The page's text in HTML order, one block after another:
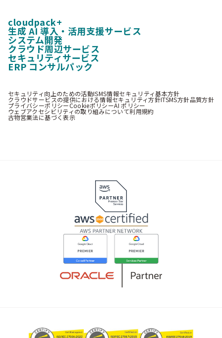
cloudpack+
生成 AI 導入・活用支援サービス
システム開発
クラウド周辺サービス
セキュリティサービス
ERP コンサルパック
セキュリティ向上のための活動ISMS情報セキュリティ基本方針
クラウドサービスの提供における情報セキュリティ方針ITSMS方針品質方針
プライバシーポリシーCookieポリシーAI ポリシー
ウェブアクセシビリティの取り組みについて利用規約
古物営業法に基づく表示